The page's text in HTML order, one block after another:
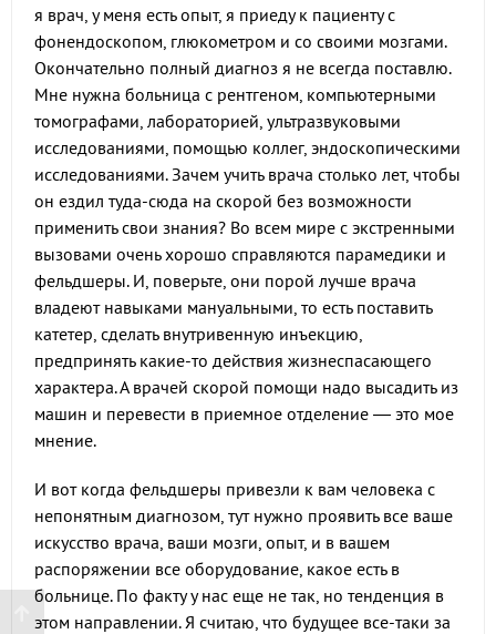
я врач, у меня есть опыт, я приеду к пациенту с
фонендоскопом, глюкометром и со своими мозгами.
Окончательно полный диагноз я не всегда поставлю.
Мне нужна больница с рентгеном, компьютерными
томографами, лабораторией, ультразвуковыми
исследованиями, помощью коллег, эндоскопическими
исследованиями. Зачем учить врача столько лет, чтобы
он ездил туда-сюда на скорой без возможности
применить свои знания? Во всем мире с экстренными
вызовами очень хорошо справляются парамедики и
фельдшеры. И, поверьте, они порой лучше врача
владеют навыками мануальными, то есть поставить
катетер, сделать внутривенную инъекцию,
предпринять какие-то действия жизнеспасающего
характера. А врачей скорой помощи надо высадить из
машин и перевести в приемное отделение — это мое
мнение.
И вот когда фельдшеры привезли к вам человека с
непонятным диагнозом, тут нужно проявить все ваше
искусство врача, ваши мозги, опыт, и в вашем
распоряжении все оборудование, какое есть в
больнице. По факту у нас еще не так, но тенденция в
этом направлении. Я считаю, что будущее все-таки за